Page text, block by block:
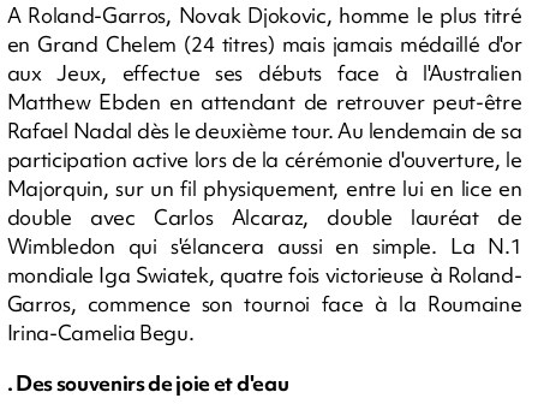
A Roland-Garros, Novak Djokovic, homme le plus titré
en Grand Chelem (24 titres) mais jamais médaillé d'or
aux Jeux, effectue ses débuts face à l'Australien
Matthew Ebden en attendant de retrouver peut-être
Rafael Nadal dès le deuxième tour. Au lendemain de sa
participation active lors de la cérémonie d'ouverture, le
Majorquin, sur un fil physiquement, entre lui en lice en
double avec Carlos Alcaraz, double lauréat de
Wimbledon qui s'élancera aussi en simple. La N.1
mondiale Iga Swiatek, quatre fois victorieuse à Roland-
Garros, commence son tournoi face à la Roumaine
Irina-Camelia Begu.
. Des souvenirs de joie et d'eau